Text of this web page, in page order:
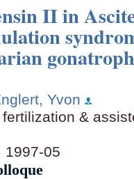
II in
Yvon
&
1997-05